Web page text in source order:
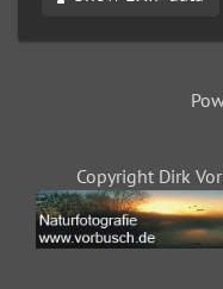
Copyright Dirk